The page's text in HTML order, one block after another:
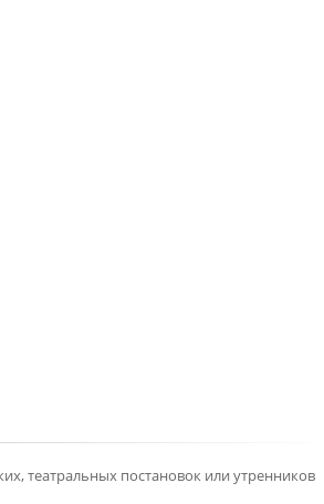
театральных постановок или утренников